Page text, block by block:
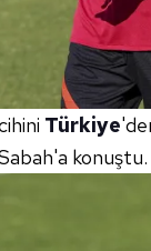
Türkiye
konuştu.